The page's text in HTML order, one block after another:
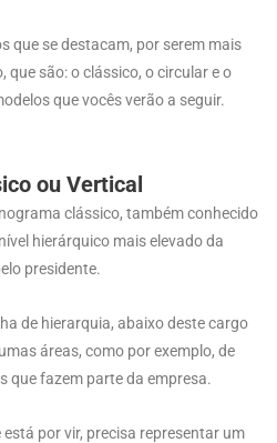
que se destacam, por serem mais
são: o clássico, o circular e o
que vocês verão a seguir.
ou Vertical
clássico, também conhecido
hierárquico mais elevado da
presidente.
de hierarquia, abaixo deste cargo
áreas, como por exemplo, de
que fazem parte da empresa.
por vir, precisa representar um